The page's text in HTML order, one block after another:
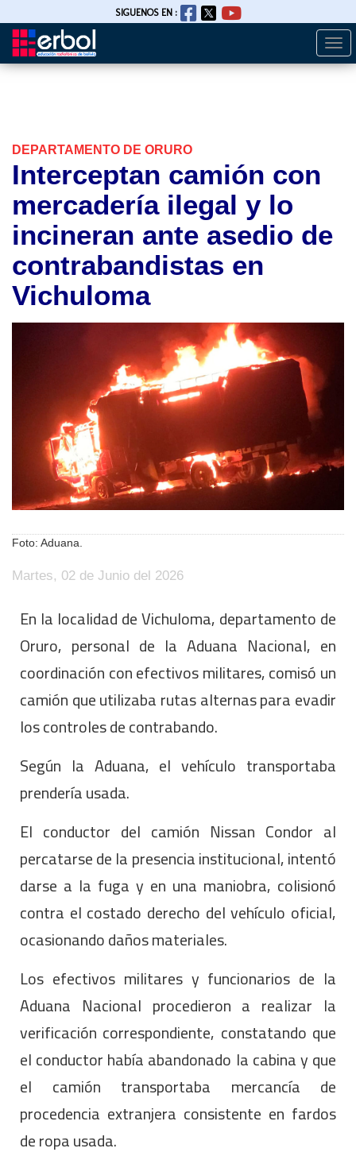
Pasar
SIGUENOS EN :
DEPARTAMENTO DE ORURO
Interceptan camión con
mercadería ilegal y lo
incineran ante asedio de
contrabandistas en
Vichuloma
Foto: Aduana.
Martes, 02 de Junio del 2026
En la localidad de Vichuloma, departamento de
Oruro, personal de la Aduana Nacional, en
coordinación con efectivos militares, comisó un
camión que utilizaba rutas alternas para evadir
los controles de contrabando.
Según la Aduana, el vehículo transportaba
prendería usada.
El conductor del camión Nissan Condor al
percatarse de la presencia institucional, intentó
darse a la fuga y en una maniobra, colisionó
contra el costado derecho del vehículo oficial,
ocasionando daños materiales.
Los efectivos militares y funcionarios de la
Aduana Nacional procedieron a realizar la
verificación correspondiente, constatando que
el conductor había abandonado la cabina y que
el camión transportaba mercancía de
procedencia extranjera consistente en fardos
de ropa usada.